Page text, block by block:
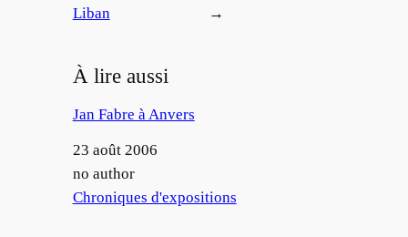
Liban
→
À lire aussi
Jan Fabre à Anvers
Date
23 août 2006
Auteur
no author
Par rapport à
Chroniques d'expositions